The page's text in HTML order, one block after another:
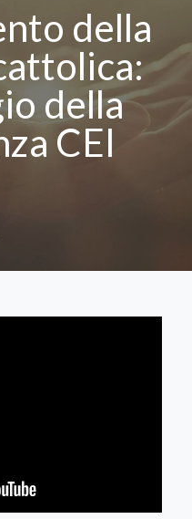
della
della
CEI